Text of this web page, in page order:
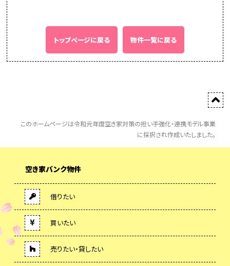
トップページに戻る 物件一覧に戻る
このホームページは令和元年度空き家対策の担い手強化・連携モデル事業
に採択され作成いたしました。
空き家バンク物件
借りたい
買いたい
売りたい・貸したい